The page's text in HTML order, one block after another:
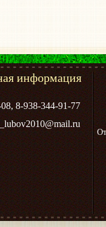
информация
8-938-344-91-77